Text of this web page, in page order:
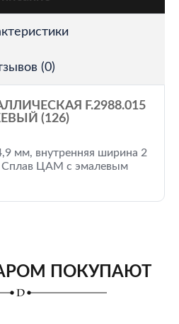
(0)
F.2988.015
(126)
мм, внутренняя ширина 2
ЦАМ с эмалевым
ПОКУПАЮТ